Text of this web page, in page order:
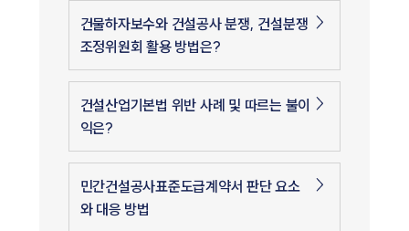
건물하자보수와 건설공사 분쟁, 건설분쟁
조정위원회 활용 방법은?
건설산업기본법 위반 사례 및 따르는 불이
익은?
민간건설공사표준도급계약서 판단 요소
와 대응 방법